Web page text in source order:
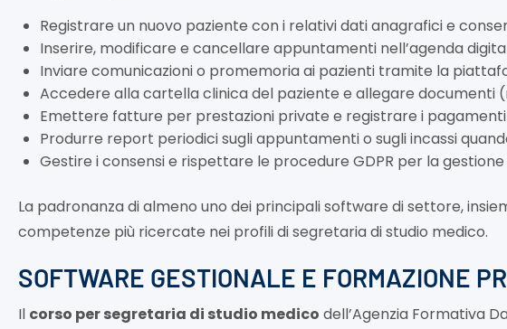
Registrare un nuovo paziente con i relativi dati anagrafici e
Inserire, modificare e cancellare appuntamenti nell’agenda
Inviare comunicazioni o promemoria ai pazienti tramite la
Accedere alla cartella clinica del paziente e allegare documenti
Emettere fatture per prestazioni private e registrare i pagamenti
Produrre report periodici sugli appuntamenti o sugli incassi
Gestire i consensi e rispettare le procedure GDPR per la
La padronanza di almeno uno dei principali software di settore,
competenze più ricercate nei profili di segretaria di studio medico.
SOFTWARE GESTIONALE E FORMAZIONE
Il corso per segretaria di studio medico dell’Agenzia Formativa